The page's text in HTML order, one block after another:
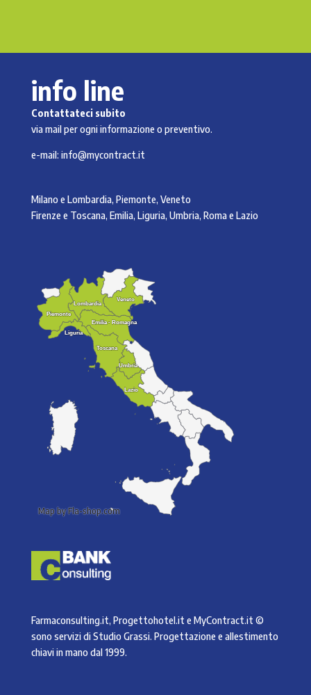
info line
Contattateci subito
via mail per ogni informazione o preventivo.
e-mail: info@mycontract.it
Milano e Lombardia, Piemonte, Veneto
Firenze e Toscana, Emilia, Liguria, Umbria, Roma e Lazio
Emilia - Romagna
Emilia - Romagna
Lazio
Lazio
Liguria
Liguria
Lombardia
Lombardia
Piemonte
Piemonte
Toscana
Toscana
Umbria
Umbria
Veneto
Veneto
Map by Fla-shop.com
Farmaconsulting.it, Progettohotel.it e MyContract.it ©
sono servizi diStudio Grassi. Progettazione e allestimento
chiavi in mano dal 1999.